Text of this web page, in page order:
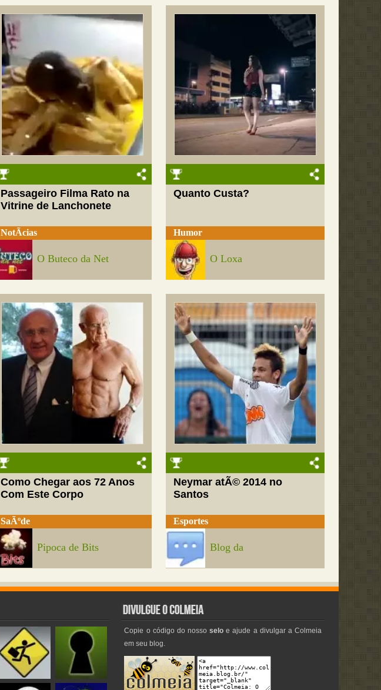
Passageiro Filma Rato na
Vitrine de Lanchonete
NotÃ­cias
O Buteco da Net
Quanto Custa?
Humor
O Loxa
Como Chegar aos 72 Anos
Com Este Corpo
SaÃºde
Pipoca de Bits
Neymar atÃ© 2014 no
Santos
Esportes
Blog da
Copie o código do nossoselo e ajude a divulgar a Colmeia
em seu blog.